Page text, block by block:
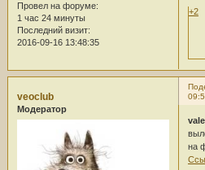
Провел на форуме:
1 час 24 минуты
Последний визит:
2016-09-16 13:48:35
+2
veoclub
Модератор
на